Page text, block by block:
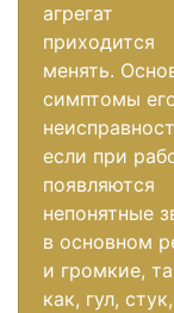
агрегат
приходится
менять.
симптомы
если при
появляются
непонятные
в основном
и громкие,
как, гул, стук,